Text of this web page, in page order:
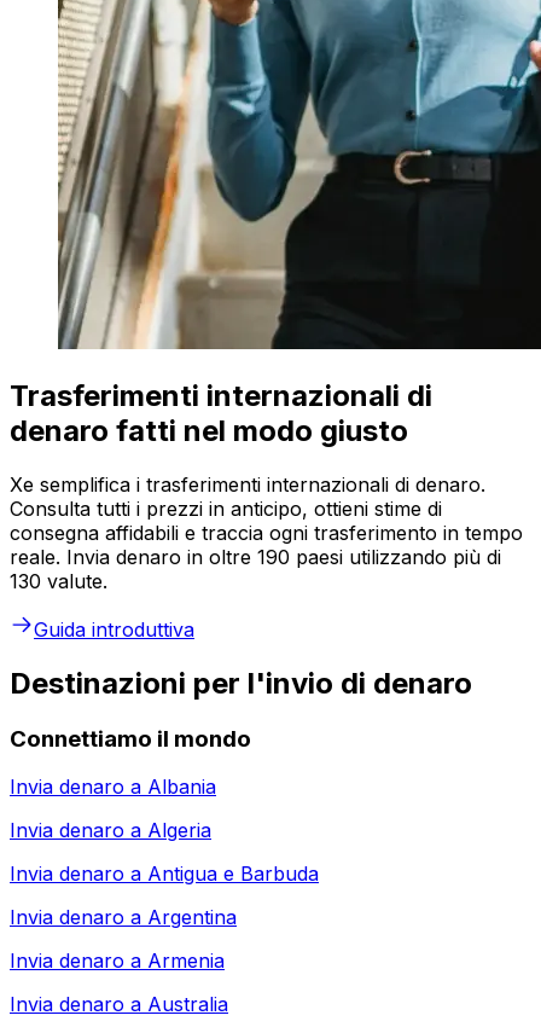
Trasferimenti internazionali di
denaro fatti nel modo giusto
Xe semplifica i trasferimenti internazionali di denaro.
Consulta tutti i prezzi in anticipo, ottieni stime di
consegna affidabili e traccia ogni trasferimento in tempo
reale. Invia denaro in oltre 190 paesi utilizzando più di
130 valute.
Guida introduttiva
Destinazioni per l'invio di denaro
Connettiamo il mondo
Invia denaro a Albania
Invia denaro a Algeria
Invia denaro a Antigua e Barbuda
Invia denaro a Argentina
Invia denaro a Armenia
Invia denaro a Australia